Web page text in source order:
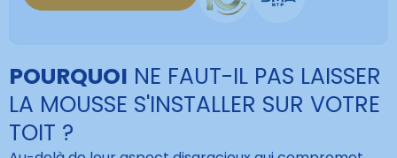
POURQUOI NE FAUT-IL PAS LAISSER
LA MOUSSE S'INSTALLER SUR VOTRE
TOIT ?